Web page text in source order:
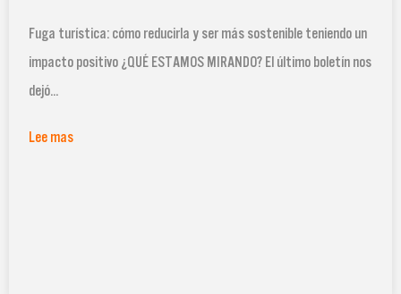
Fuga turística: cómo reducirla y ser más sostenible teniendo un
impacto positivo ¿QUÉ ESTAMOS MIRANDO? El último boletín nos
dejó...
Lee mas